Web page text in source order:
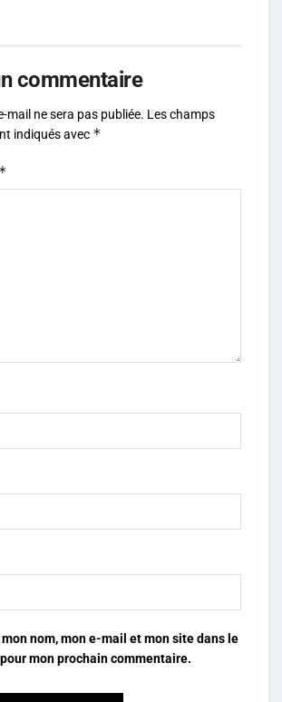
commentaire
mail ne sera pas publiée. Les champs
indiqués avec *
*
nom, mon e-mail et mon site dans le
mon prochain commentaire.